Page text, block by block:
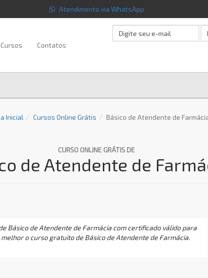
Atendimento via WhatsApp
Cursos Contatos
Inicial Cursos Online Grátis Básico de Atendente de
CURSO ONLINE GRÁTIS DE
de Atendente de
Básico de Atendente de Farmácia com certificado válido para
o curso gratuito de Básico de Atendente de Farmácia.